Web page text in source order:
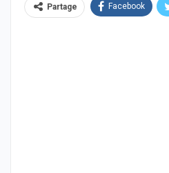
Partage Facebook